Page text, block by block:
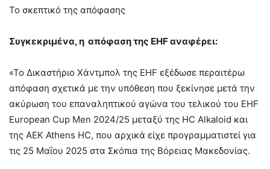
Το σκεπτικό της απόφασης
Συγκεκριμένα, η απόφαση της EHFαναφέρει:
«Το Δικαστήριο Χάντμπολ της EHF εξέδωσε περαιτέρω
απόφαση σχετικά με την υπόθεση που ξεκίνησε μετά την
ακύρωση του επαναληπτικού αγώνα του τελικού του EHF
European Cup Men 2024/25 μεταξύ της HC Alkaloid και
της AEK Athens HC, που αρχικά είχε προγραμματιστεί για
τις 25 Μαΐου 2025 στα Σκόπια της Βόρειας Μακεδονίας.